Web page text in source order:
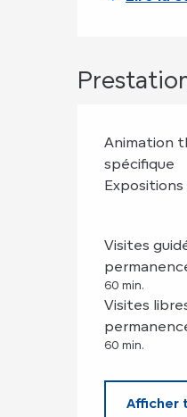
Animation
spécifique
Visites
60 min.
Visites
60 min.
Afficher